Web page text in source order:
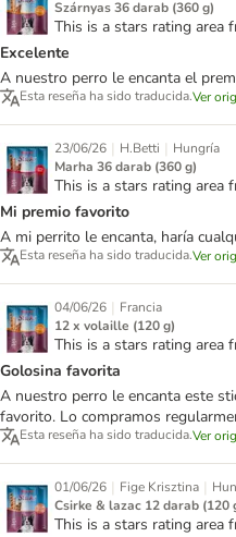
Szárnyas 36 darab (360 g)
This is a stars rating area
Excelente
A nuestro perro le encanta el
Esta reseña ha sido traducida.Ver
23/06/26 | H.Betti | Hungría
Marha 36 darab (360 g)
This is a stars rating area
Mi premio favorito
A mi perrito le encanta, haría
Esta reseña ha sido traducida.Ver
04/06/26 | Francia
12 x volaille (120 g)
This is a stars rating area
Golosina favorita
A nuestro perro le encanta este
favorito. Lo compramos
Esta reseña ha sido traducida.Ver
01/06/26 | Fige Krisztina |
Csirke & lazac 12 darab (120
This is a stars rating area